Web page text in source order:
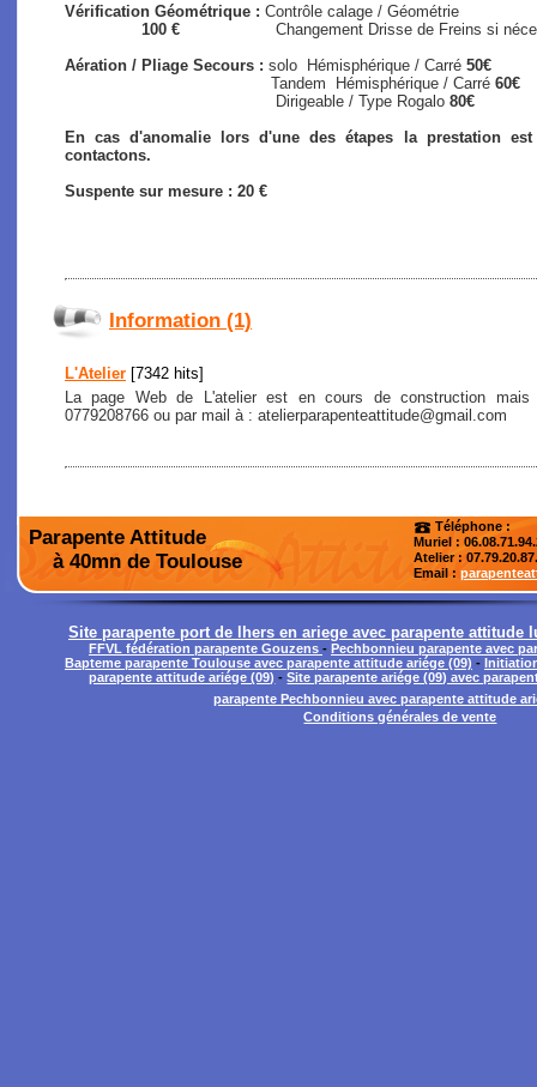
Vérification Géométrique : Contrôle calage / Géométrie
100 € Changement Drisse de Freins si
Aération / Pliage Secours : solo Hémisphérique / Carré 50€
Tandem Hémisphérique / Carré 60€
Dirigeable / Type Rogalo 80€
En cas d'anomalie lors d'une des étapes la prestation
contactons.
Suspente sur mesure : 20 €
Information (1)
L'Atelier [7342 hits]
La page Web de L'atelier est en cours de construction
0779208766 ou par mail à : atelierparapenteattitude@gmail.com
Parapente Attitude
à 40mn de Toulouse
Téléphone :
Muriel :
Atelier:
Email :
Site parapente port de lhers en ariege avec parapente attitude
FFVL fédération parapente Gouzens - Pechbonnieu parapente avec
Bapteme parapente Toulouse avec parapente attitude ariége (09) -
parapente attitude ariége (09) -Site parapente ariége (09) avec
parapente Pechbonnieu avec parapente attitude
Conditions générales de vente